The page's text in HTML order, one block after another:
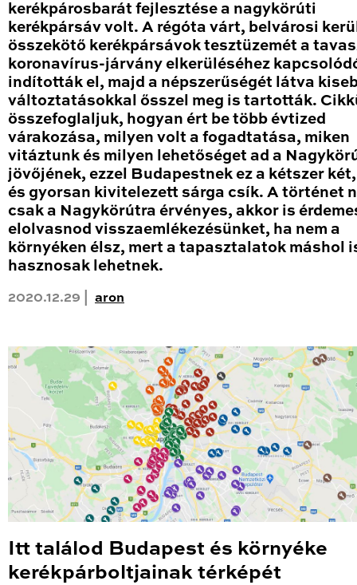
kerékpárosbarát fejlesztése a nagykörúti
kerékpársáv volt. A régóta várt, belvárosi
összekötő kerékpársávok tesztüzemét a
koronavírus-járvány elkerüléséhez
indították el, majd a népszerűségét látva
változtatásokkal ősszel meg is tartották.
összefoglaljuk, hogyan ért be több évtized
várakozása, milyen volt a fogadtatása, miken
vitáztunk és milyen lehetőséget ad a
jövőjének, ezzel Budapestnek ez a kétszer
és gyorsan kivitelezett sárga csík. A történet
csak a Nagykörútra érvényes, akkor is
elolvasnod visszaemlékezésünket, ha nem a
környéken élsz, mert a tapasztalatok máshol
hasznosak lehetnek.
2020.12.29 | aron
Itt találod Budapest és környéke
kerékpárboltjainak térképét